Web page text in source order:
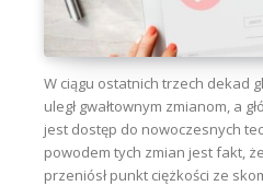
W ciągu ostatnich trzech dekad
uległ gwałtownym zmianom, a
jest dostęp do nowoczesnych
powodem tych zmian jest fakt,
przeniósł punkt ciężkości ze